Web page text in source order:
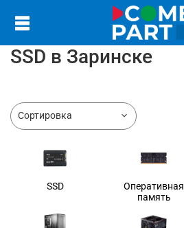
SSD в Заринске
SSD
Оперативная
память